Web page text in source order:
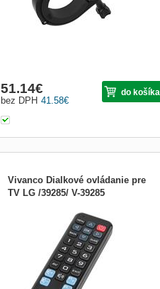
41.58€
bez DPH
51.14€ do košíka
Vivanco Dialkové ovládanie pre
TV LG /39285/ V-39285
- Zapper kompaktné diaľkové ovládanie
pre TV značky LG - Len základné
veľké tlačidlá pre najčastejšie užívané
funkcie TV. Veľmi jednoduché ovládanie.
- Okamžite pripravené pre použitie. -
Nie je potrebné programovanie. -
Kompatibi...